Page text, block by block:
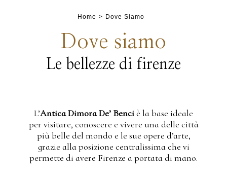
Home Dove Siamo
Dove siamo
Le bellezze di firenze
L’Antica Dimora De’ Benciè la base ideale
per visitare, conoscere e vivere una delle città
più belle del mondo e le sue opere d’arte,
grazie alla posizione centralissima che vi
permette di avere Firenze a portata di mano.